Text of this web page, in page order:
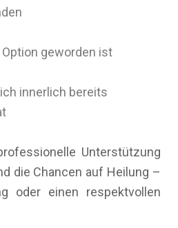
geworden ist
innerlich bereits
Unterstützung
die Chancen auf Heilung –
oder einen respektvollen